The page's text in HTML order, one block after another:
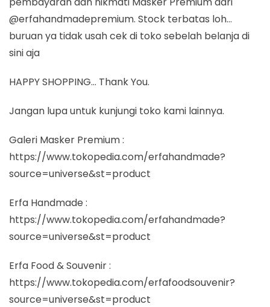
@erfahandmadepremium. Stock terbatas loh…
buruan ya tidak usah cek di toko sebelah belanja di
sini aja
HAPPY SHOPPING… Thank You.
Jangan lupa untuk kunjungi toko kami lainnya.
Galeri Masker Premium :
https://www.tokopedia.com/erfahandmade?
source=universe&st=product
Erfa Handmade :
https://www.tokopedia.com/erfahandmade?
source=universe&st=product
Erfa Food & Souvenir :
https://www.tokopedia.com/erfafoodsouvenir?
source=universe&st=product